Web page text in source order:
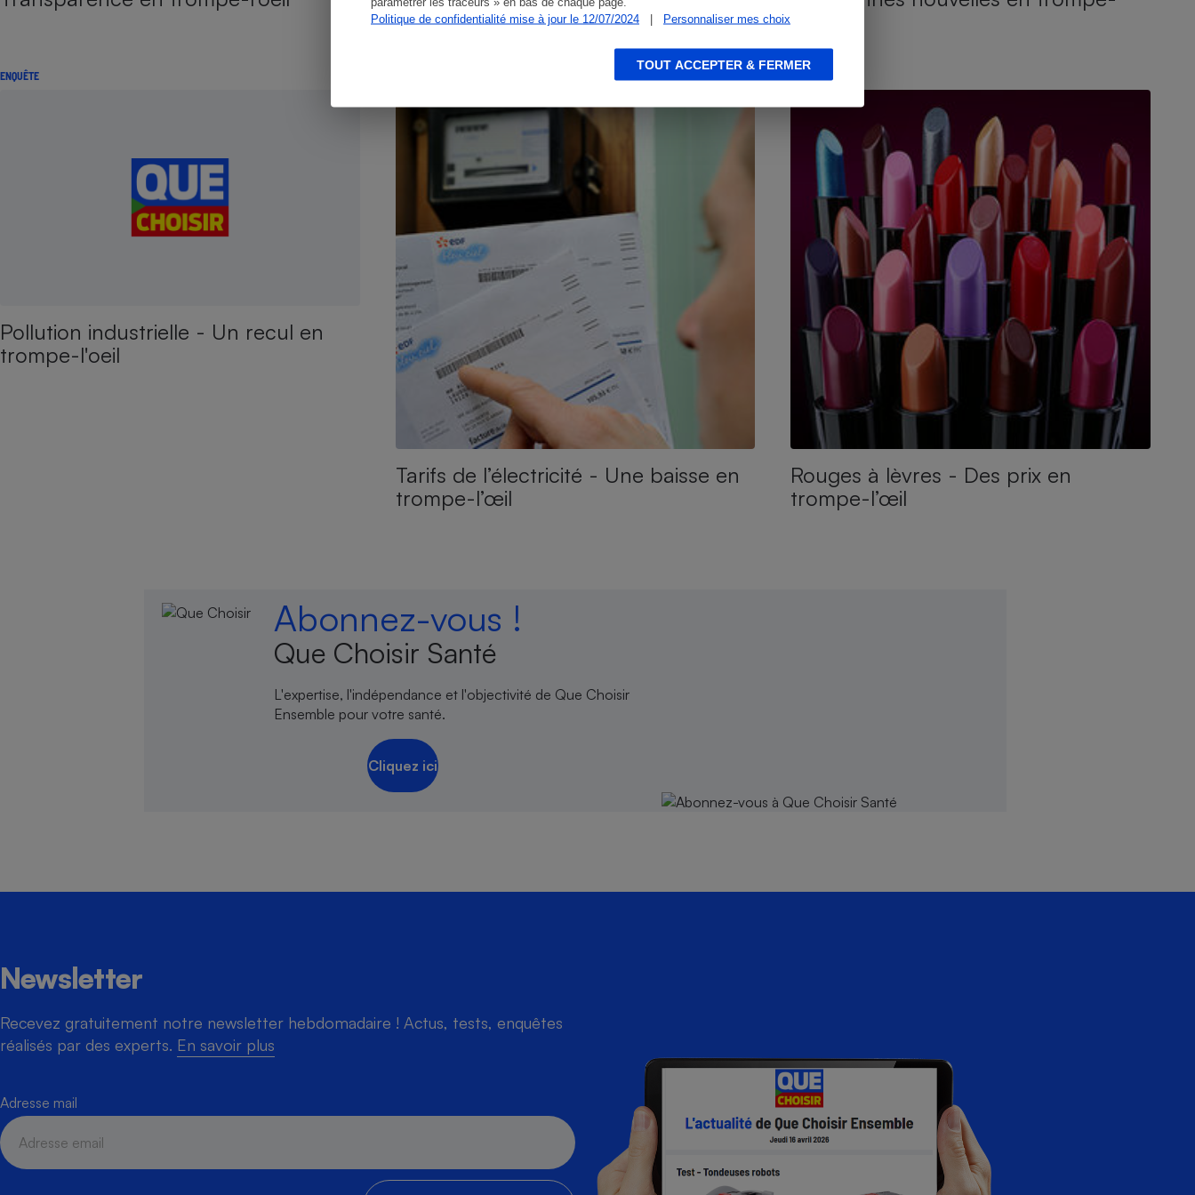
Politique de confidentialité mise à jour le 12/07/2024
| Personnaliser mes choix
TOUT ACCEPTER & FERMER
ENQUÊTE
Pollution industrielle - Un recul en
trompe-l'oeil
Tarifs de l’électricité - Une baisse en
trompe-l’œil
Rouges à lèvres - Des prix en
trompe-l’œil
Abonnez-vous !
Que Choisir Santé
L'expertise, l'indépendance et l'objectivité de Que Choisir
Ensemble pour votre santé.
Cliquez ici
Newsletter
Recevez gratuitement notre newsletter hebdomadaire ! Actus, tests, enquêtes
réalisés par des experts. En savoir plus
Adresse mail